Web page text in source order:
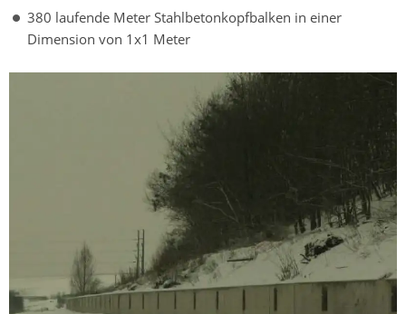
380 laufende Meter Stahlbetonkopfbalken in einer
Dimension von 1x1 Meter